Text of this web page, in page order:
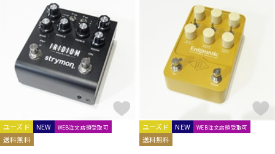
ユーズド NEW WEB注文店頭受取可
送料無料
ユーズド NEW WEB注文店頭受取可
送料無料